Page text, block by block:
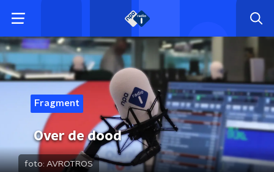
Fragment
Over de dood
foto: AVROTROS